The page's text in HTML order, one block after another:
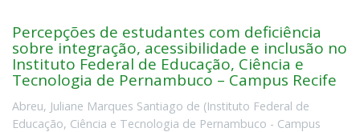
Percepções de estudantes com deficiência
sobre integração, acessibilidade e inclusão no
Instituto Federal de Educação, Ciência e
Tecnologia de Pernambuco – Campus Recife
Abreu, Juliane Marques Santiago de (Instituto Federal de
Educação, Ciência e Tecnologia de Pernambuco - Campus